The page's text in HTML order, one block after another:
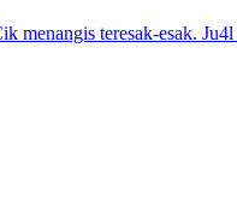
menangis teresak-esak.